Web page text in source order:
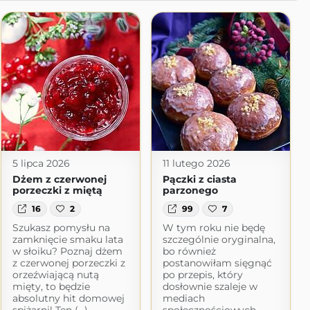
5 lipca 2026
Dżem z czerwonej
porzeczki z miętą
16 2
Szukasz pomysłu na
zamknięcie smaku lata
w słoiku? Poznaj dżem
z czerwonej porzeczki z
orzeźwiającą nutą
mięty, to będzie
absolutny hit domowej
11 lutego 2026
Pączki z ciasta
parzonego
99 7
W tym roku nie będę
szczególnie oryginalna,
bo również
postanowiłam sięgnąć
po przepis, który
dosłownie szaleje w
mediach